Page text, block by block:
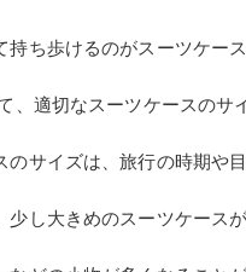
ち歩けるのがスーツケース
適切なスーツケースのサ
サイズは、旅行の時期や
し大きめのスーツケースが